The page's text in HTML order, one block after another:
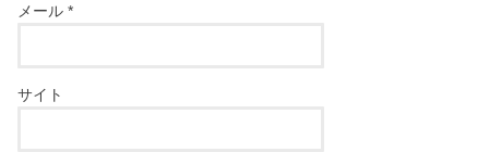
メール*
サイト